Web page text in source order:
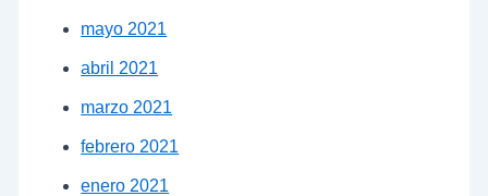
mayo 2021
abril 2021
marzo 2021
febrero 2021
enero 2021